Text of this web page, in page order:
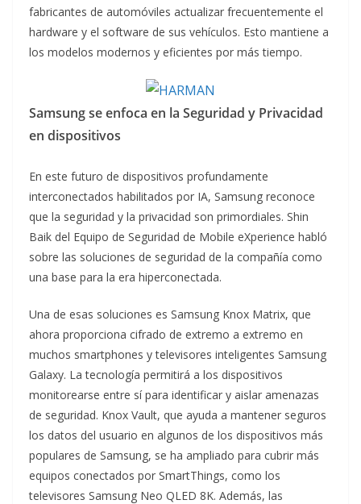
fabricantes de automóviles actualizar frecuentemente el
hardware y el software de sus vehículos. Esto mantiene a
los modelos modernos y eficientes por más tiempo.
Samsung se enfoca en la Seguridad y Privacidad
en dispositivos
En este futuro de dispositivos profundamente
interconectados habilitados por IA, Samsung reconoce
que la seguridad y la privacidad son primordiales. Shin
Baik del Equipo de Seguridad de Mobile eXperience habló
sobre las soluciones de seguridad de la compañía como
una base para la era hiperconectada.
Una de esas soluciones es Samsung Knox Matrix, que
ahora proporciona cifrado de extremo a extremo en
muchos smartphones y televisores inteligentes Samsung
Galaxy. La tecnología permitirá a los dispositivos
monitorearse entre sí para identificar y aislar amenazas
de seguridad. Knox Vault, que ayuda a mantener seguros
los datos del usuario en algunos de los dispositivos más
populares de Samsung, se ha ampliado para cubrir más
equipos conectados por SmartThings, como los
televisores Samsung Neo QLED 8K. Además, las